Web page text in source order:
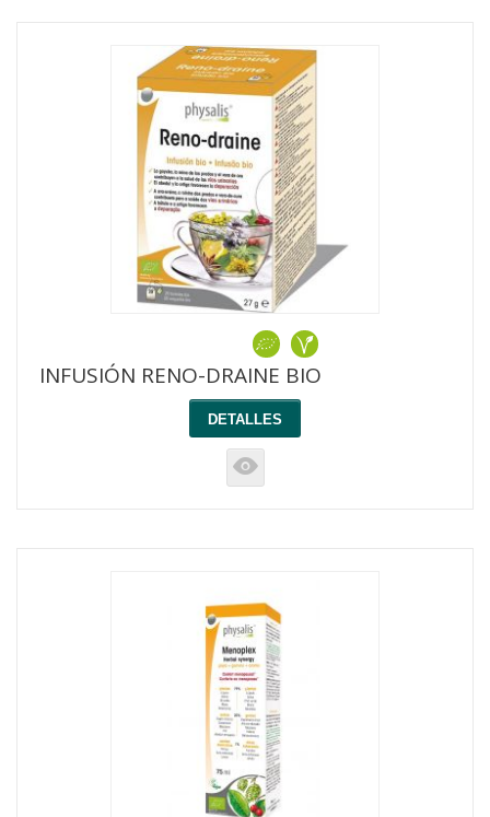
INFUSIÓN RENO-DRAINE BIO
DETALLES
K